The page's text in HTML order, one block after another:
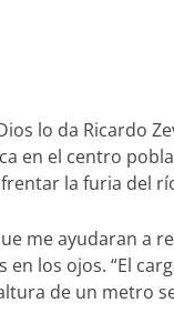
lo da Ricardo
en el centro
la furia del
me ayudaran a
en los ojos. “El
de un metro